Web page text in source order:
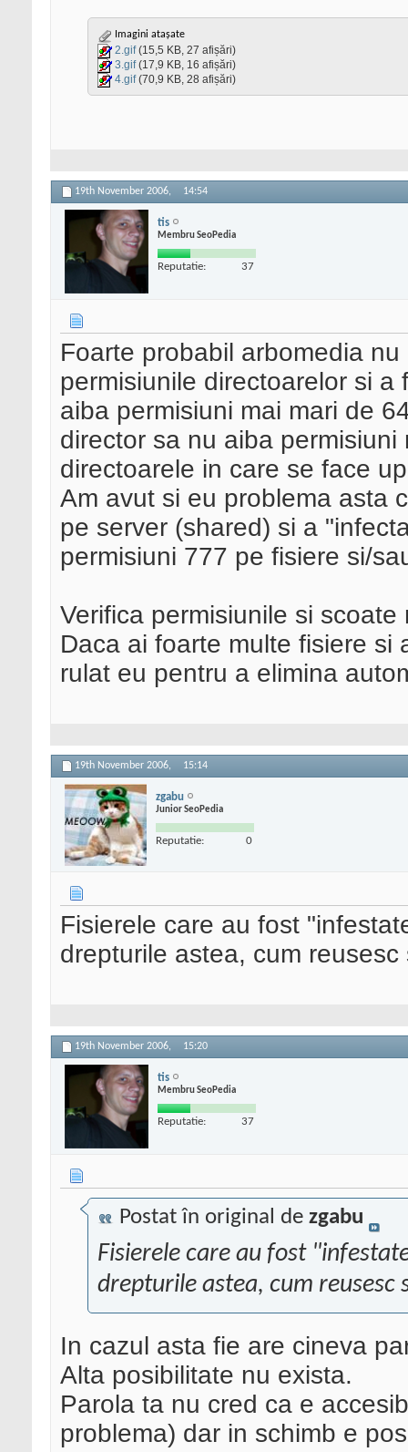
Imagini atașate
2.gif (15,5 KB, 27 afișări)
3.gif (17,9 KB, 16 afișări)
4.gif (70,9 KB, 28 afișări)
19th November 2006, 14:54
tis
Membru SeoPedia
Reputatie: 37
Foarte probabil arbomedia
permisiunile directoarelor si
aiba permisiuni mai mari de
director sa nu aiba
directoarele in care se face
Am avut si eu problema asta
pe server (shared) si a
permisiuni 777 pe fisiere si/
Verifica permisiunile si
Daca ai foarte multe fisiere si
rulat eu pentru a elimina
19th November 2006, 15:14
zgabu
Junior SeoPedia
Reputatie: 0
Fisierele care au fost
drepturile astea, cum
19th November 2006, 15:20
tis
Membru SeoPedia
Reputatie: 37
Postat în original de zgabu
Fisierele care au fost
drepturile astea, cum
In cazul asta fie are cineva
Alta posibilitate nu exista.
Parola ta nu cred ca e
problema) dar in schimb e